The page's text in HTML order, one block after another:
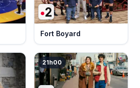
Fort Boyard
21h00